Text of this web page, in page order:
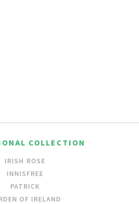
COLLECTION
IRISH ROSE
INNISFREE
PATRICK
OF IRELAND